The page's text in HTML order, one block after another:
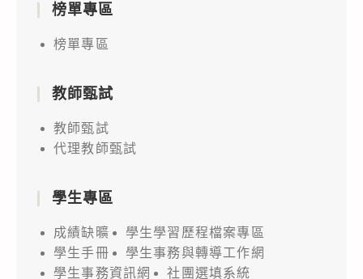
榜單專區
榜單專區
教師甄試
教師甄試
代理教師甄試
學生專區
成績缺曠
學生學習歷程檔案專區
學生手冊
學生事務與轉導工作網
學生事務資訊網
社團選填系統